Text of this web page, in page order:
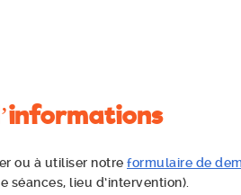
ou à utiliser notre formulaire de
séances, lieu d’intervention).